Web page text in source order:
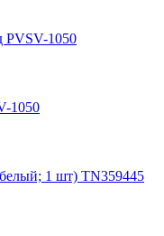
PVSV-1050
1050
1 шт) TN359445